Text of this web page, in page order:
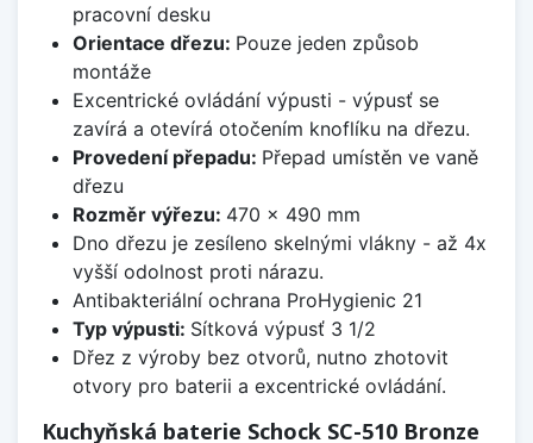
pracovní desku
Orientace dřezu: Pouze jeden způsob
montáže
Excentrické ovládání výpusti - výpusť se
zavírá a otevírá otočením knoflíku na dřezu.
Provedení přepadu: Přepad umístěn ve vaně
dřezu
Rozměr výřezu: 470 x 490 mm
Dno dřezu je zesíleno skelnými vlákny - až 4x
vyšší odolnost proti nárazu.
Antibakteriální ochrana ProHygienic 21
Typ výpusti: Sítková výpusť 3 1/2
Dřez z výroby bez otvorů, nutno zhotovit
otvory pro baterii a excentrické ovládání.
Kuchyňská baterie Schock SC-510 Bronze